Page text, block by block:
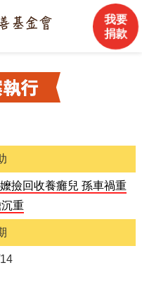
我要
捐款
撿回收養癱兒 孫車禍重
重